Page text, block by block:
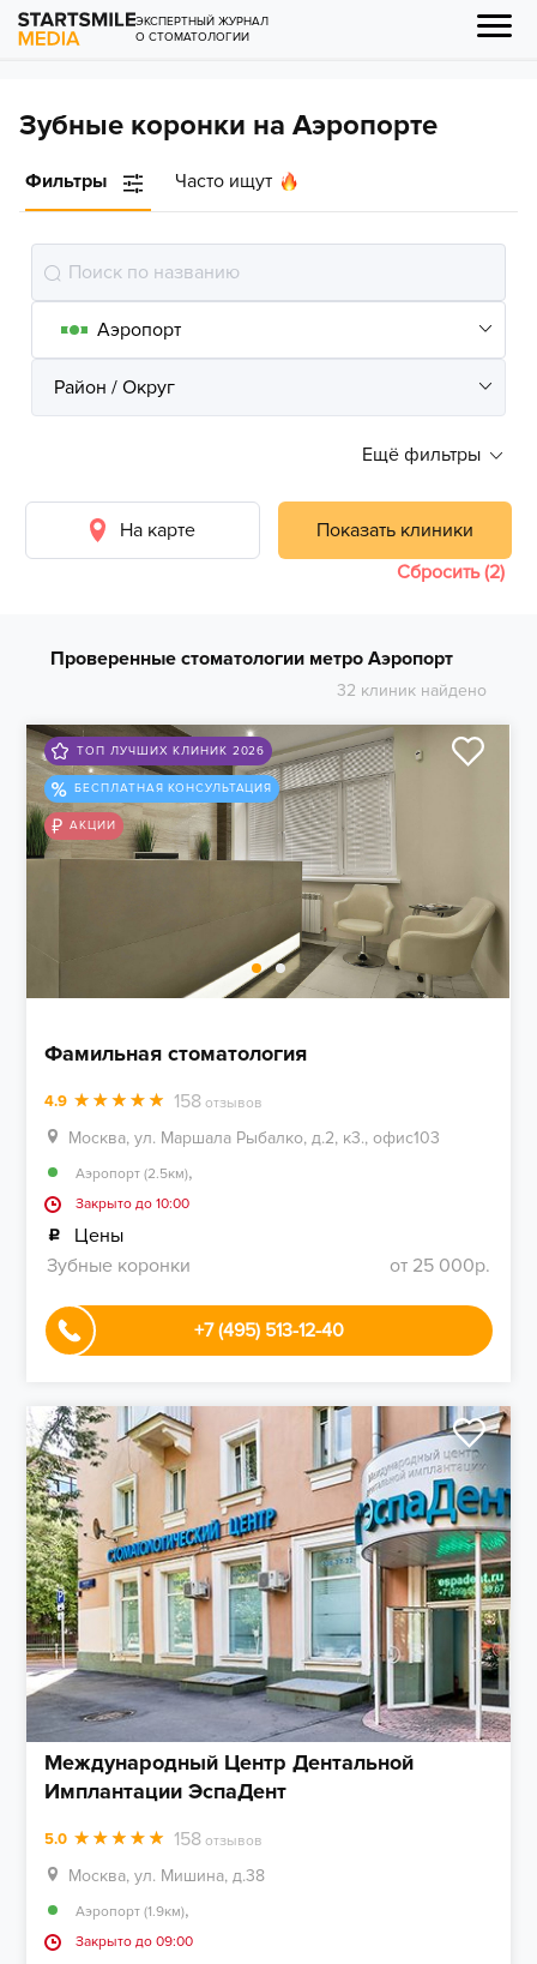
ЭКСПЕРТНЫЙ ЖУРНАЛ
О СТОМАТОЛОГИИ
Зубные коронки на Аэропорте
Фильтры Часто ищут
Ещё фильтры
На карте
Показать клиники
Сбросить (2)
Проверенные стоматологии метро Аэропорт
32 клиник найдено
ТОП ЛУЧШИХ КЛИНИК 2026
БЕСПЛАТНАЯ КОНСУЛЬТАЦИЯ
АКЦИИ
Фамильная стоматология
4.9 158 отзывов
Москва, ул. Маршала Рыбалко, д.2, к3., офис103
Аэропорт (2.5км),
Закрыто до 10:00
Цены
Зубные коронки
от 25 000р.
+7 (495) 513-12-40
Международный Центр Дентальной
Имплантации ЭспаДент
5.0 158 отзывов
Москва, ул. Мишина, д.38
Аэропорт (1.9км),
Закрыто до 09:00